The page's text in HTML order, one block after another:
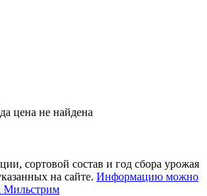
цена не найдена
сортовой состав и год сбора урожая
на сайте. Информацию можно
Мильстрим